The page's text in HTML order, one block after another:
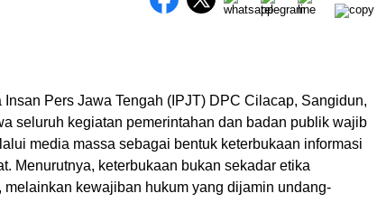
Insan Pers Jawa Tengah (IPJT) DPC Cilacap, Sangidun,
seluruh kegiatan pemerintahan dan badan publik wajib
media massa sebagai bentuk keterbukaan informasi
Menurutnya, keterbukaan bukan sekadar etika
melainkan kewajiban hukum yang dijamin undang-